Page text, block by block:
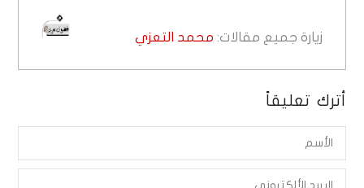
زيارة جميع مقالات: محمد التعزي
أترك تعليقاً